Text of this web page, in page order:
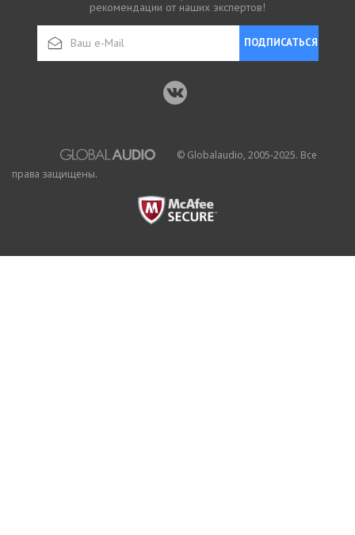
рекомендации от наших экспертов!
ПОДПИСАТЬСЯ
© Globalaudio, 2005-2025. Все
права защищены.